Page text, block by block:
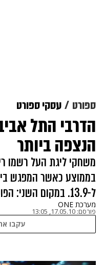
ספורט עסקי ספורט
הדרבי התל
הנצפה ביותר
בממוצע כאשר המפגש
ל-13.9. במקום השני: הפועל ת"א מול מכבי חיפה
מערכת ONE
פורסם: 17.05.10, 13:05
עקבו